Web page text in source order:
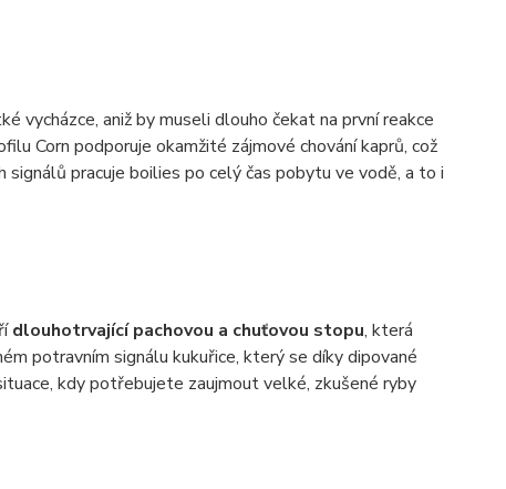
vycházce, aniž by museli dlouho čekat na první reakce
Corn podporuje okamžité zájmové chování kaprů, což
pracuje boilies po celý čas pobytu ve vodě, a to i
dlouhotrvající pachovou a chuťovou stopu, která
potravním signálu kukuřice, který se díky dipované
kdy potřebujete zaujmout velké, zkušené ryby